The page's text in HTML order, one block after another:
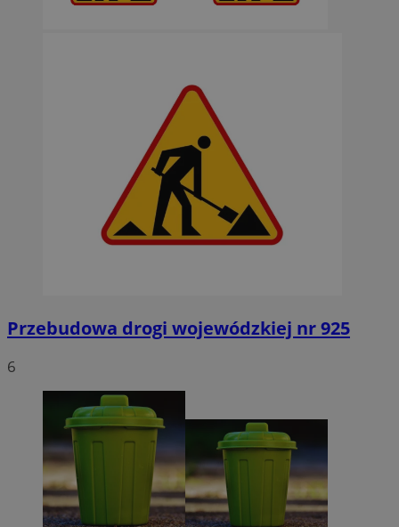
Przebudowa drogi wojewódzkiej nr 925
6